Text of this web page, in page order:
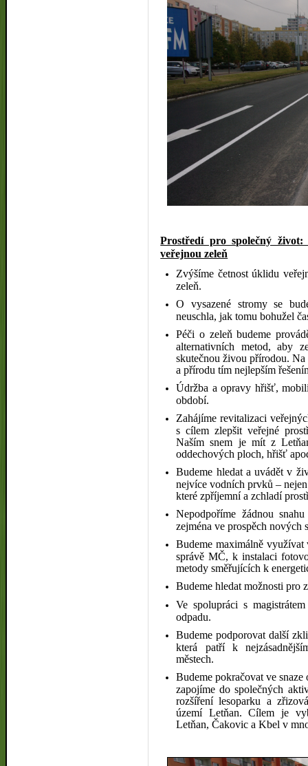
Prostředí pro společný
veřejnou zeleň
Zvýšíme četnost úklidu
zeleň.
O vysazené stromy se
neuschla, jak tomu bohužel
Péči o zeleň budeme
alternativních metod, aby
skutečnou živou přírodou.
a přírodu tím nejlepším
Údržba a opravy hřišť,
období.
Zahájíme revitalizaci
s cílem zlepšit veřejné
Naším snem je mít z
oddechových ploch, hřišť
Budeme hledat a uvádět v
nejvíce vodních prvků –
které zpříjemní a zchladí
Nepodpoříme žádnou
zejména ve prospěch nových
Budeme maximálně
správě MČ, k instalaci
metody směřujících k
Budeme hledat možnosti pro
Ve spolupráci s
odpadu.
Budeme podporovat další
která patří k
městech.
Budeme pokračovat ve
zapojíme do společných
rozšíření lesoparku a
území Letňan. Cílem je
Letňan, Čakovic a Kbel v